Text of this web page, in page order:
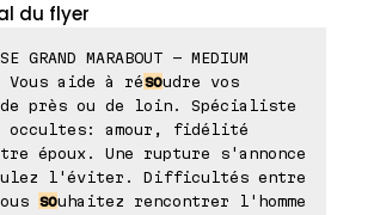
du flyer
GRAND MARABOUT - MEDIUM
Vous aide à résoudre vos
de près ou de loin. Spécialiste
occultes: amour, fidélité
époux. Une rupture s'annonce
l'éviter. Difficultés entre
souhaitez rencontrer l'homme